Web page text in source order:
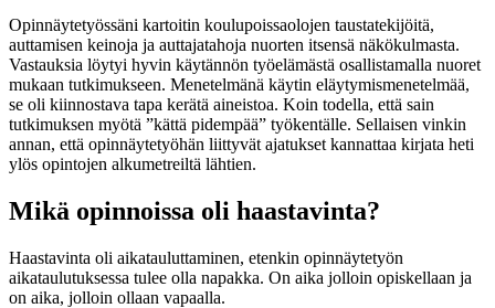
Opinnäytetyössäni kartoitin koulupoissaolojen taustatekijöitä,
auttamisen keinoja ja auttajatahoja nuorten itsensä näkökulmasta.
Vastauksia löytyi hyvin käytännön työelämästä osallistamalla nuoret
mukaan tutkimukseen. Menetelmänä käytin eläytymismenetelmää,
se oli kiinnostava tapa kerätä aineistoa. Koin todella, että sain
tutkimuksen myötä ”kättä pidempää” työkentälle. Sellaisen vinkin
annan, että opinnäytetyöhän liittyvät ajatukset kannattaa kirjata heti
ylös opintojen alkumetreiltä lähtien.
Mikä opinnoissa oli haastavinta?
Haastavinta oli aikatauluttaminen, etenkin opinnäytetyön
aikataulutuksessa tulee olla napakka. On aika jolloin opiskellaan ja
on aika, jolloin ollaan vapaalla.